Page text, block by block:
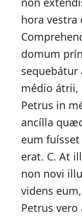
hora vestra
domum
sequebátur
médio átrii,
Petrus in
ancílla
eum
erat. C. At
non novi
videns
Petrus vero